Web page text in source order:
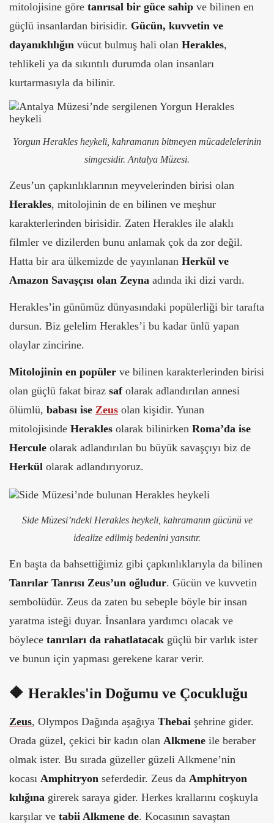
mitolojisine göre tanrısal bir güce sahip ve bilinen en
güçlü insanlardan birisidir. Gücün, kuvvetin ve
dayanıklılığın vücut bulmuş hali olan Herakles,
tehlikeli ya da sıkıntılı durumda olan insanları
kurtarmasıyla da bilinir.
Yorgun Herakles heykeli, kahramanın bitmeyen mücadelelerinin
simgesidir. Antalya Müzesi.
Zeus’un çapkınlıklarının meyvelerinden birisi olan
Herakles, mitolojinin de en bilinen ve meşhur
karakterlerinden birisidir. Zaten Herakles ile alaklı
filmler ve dizilerden bunu anlamak çok da zor değil.
Hatta bir ara ülkemizde de yayınlanan Herkül ve
Amazon Savaşçısı olan Zeyna adında iki dizi vardı.
Herakles’in günümüz dünyasındaki popülerliği bir tarafta
dursun. Biz gelelim Herakles’i bu kadar ünlü yapan
olaylar zincirine.
Mitolojinin en popüler ve bilinen karakterlerinden birisi
olan güçlü fakat biraz saf olarak adlandırılan annesi
ölümlü, babası ise Zeus olan kişidir. Yunan
mitolojisinde Herakles olarak bilinirken Roma’da ise
Hercule olarak adlandırılan bu büyük savaşçıyı biz de
Herkül olarak adlandırıyoruz.
Side Müzesi’ndeki Herakles heykeli, kahramanın gücünü ve
idealize edilmiş bedenini yansıtır.
En başta da bahsettiğimiz gibi çapkınlıklarıyla da bilinen
Tanrılar Tanrısı Zeus’un oğludur. Gücün ve kuvvetin
sembolüdür. Zeus da zaten bu sebeple böyle bir insan
yaratma isteği duyar. İnsanlara yardımcı olacak ve
böylece tanrıları da rahatlatacak güçlü bir varlık ister
ve bunun için yapması gerekene karar verir.
🔶 Herakles'in Doğumu ve Çocukluğu
Zeus, Olympos Dağında aşağıya Thebai şehrine gider.
Orada güzel, çekici bir kadın olan Alkmene ile beraber
olmak ister. Bu sırada güzeller güzeli Alkmene’nin
kocası Amphitryon seferdedir. Zeus da Amphitryon
kılığına girerek saraya gider. Herkes krallarını coşkuyla
karşılar ve tabii Alkmene de. Kocasının savaştan